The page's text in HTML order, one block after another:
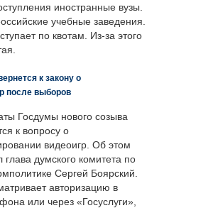
иностранные вузы.
учебные заведения.
по квотам. Из-за этого
к закону о
после выборов
Госдумы нового созыва
к вопросу о
видеоигр. Об этом
глава думского комитета по
Сергей Боярский.
авторизацию в
или через «Госуслуги»,